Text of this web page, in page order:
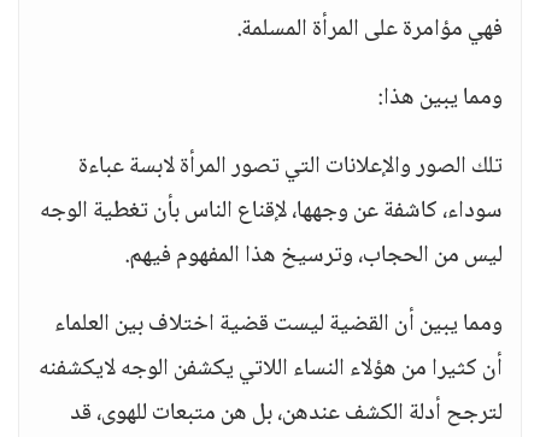
فهي مؤامرة على المرأة المسلمة.
ومما يبين هذا:
تلك الصور والإعلانات التي تصور المرأة لابسة عباءة
سوداء، كاشفة عن وجهها، لإقناع الناس بأن تغطية الوجه
ليس من الحجاب، وترسيخ هذا المفهوم فيهم.
ومما يبين أن القضية ليست قضية اختلاف بين العلماء
أن كثيرا من هؤلاء النساء اللاتي يكشفن الوجه لايكشفنه
لترجح أدلة الكشف عندهن، بل هن متبعات للهوى، قد